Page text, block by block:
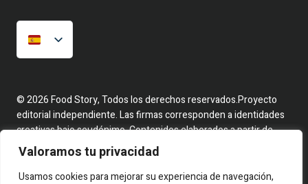
Valoramos tu privacidad
Usamos cookies para mejorar su experiencia de navegación,
© 2026 Food Story, Todos los derechos reservados.Proyecto
editorial independiente. Las firmas corresponden a identidades
creativas bajo seudónimo. Contenidos elaborados a partir de
hechos reales y fuentes públicas.